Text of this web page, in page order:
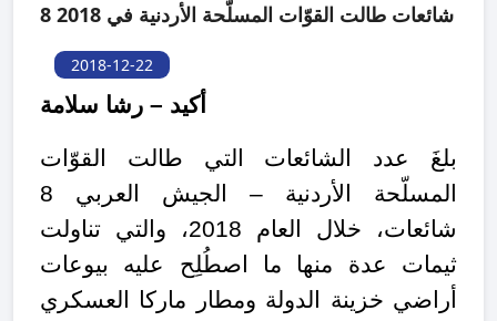
8 شائعات طالت القوّات المسلّحة الأردنية في 2018
2018-12-22
أكيد – رشا سلامة
بلغَ عدد الشائعات التي طالت القوّات
المسلّحة الأردنية – الجيش العربي 8
شائعات، خلال العام 2018، والتي تناولت
ثيمات عدة منها ما اصطُلِح عليه بيوعات
أراضي خزينة الدولة ومطار ماركا العسكري